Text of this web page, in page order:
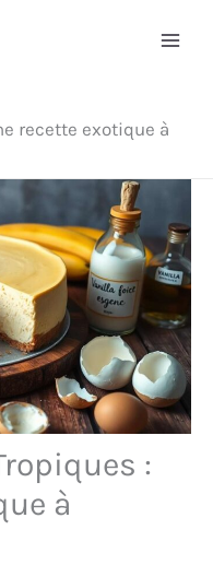
recette exotique à
:
à